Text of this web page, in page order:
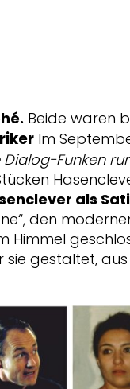
Beide waren
Im
Funken
als
den
Himmel
gestaltet,